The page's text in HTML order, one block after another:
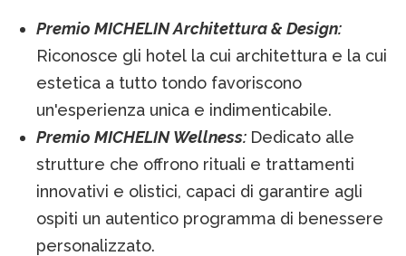
Premio MICHELIN Architettura & Design:
Riconosce gli hotel la cui architettura e la cui
estetica a tutto tondo favoriscono
un'esperienza unica e indimenticabile.
Premio MICHELIN Wellness: Dedicato alle
strutture che offrono rituali e trattamenti
innovativi e olistici, capaci di garantire agli
ospiti un autentico programma di benessere
personalizzato.